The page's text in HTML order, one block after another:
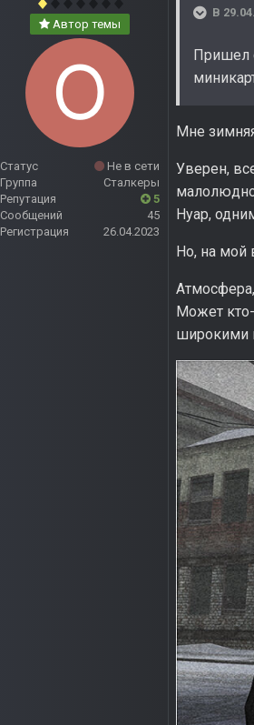
Автор темы
Статус
Не в сети
Группа
Сталкеры
Репутация
5
Сообщений
45
Регистрация
26.04.2023
В
Пришел
Мне
Уверен,
Нуар,
Но, на мой
Может
широкими